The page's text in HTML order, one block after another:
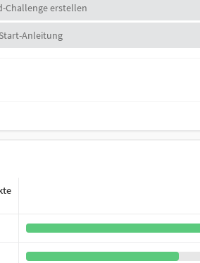
Challenge erstellen
Start-Anleitung